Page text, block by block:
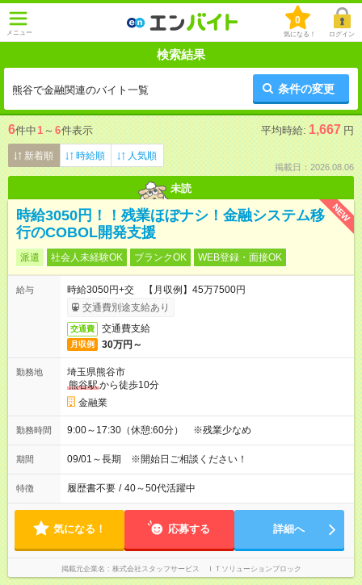
メニュー
0
気になる！ ログイン
検索結果
熊谷で金融関連のバイト一覧 条件の変更
6件中1 ～ 6件表示 平均時給: 1,667 円
新着順 時給順 人気順
掲載日：2026.08.06
未読
NEW
時給3050円！！残業ほぼナシ！金融システム移
行のCOBOL開発支援
派遣 社会人未経験OK ブランクOK WEB登録・面接OK
給与
時給3050円+交 【月収例】45万7500円
交通費別途支給あり
交通費 交通費支給
月収例 30万円～
勤務地
埼玉県熊谷市
熊谷駅から徒歩10分
金融業
勤務時間 9:00～17:30（休憩:60分） ※残業少なめ
期間 09/01～長期 ※開始日ご相談ください！
特徴 履歴書不要 / 40～50代活躍中
気になる！ 応募する 詳細へ
掲載元企業名 株式会社スタッフサービス ＩＴソリューションブロック